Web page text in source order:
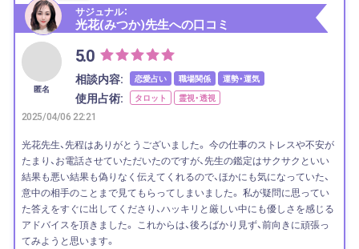
サジュナル：
光花(みつか)先生への口コミ
匿名
5.0
相談内容: 恋愛占い 職場関係 運勢・運気
使用占術: タロット 霊視・透視
2025/04/06 22:21
光花先生、先程はありがとうございました。 今の仕事のストレスや不安が
たまり、お電話させていただいたのですが、先生の鑑定はサクサクといい
結果も悪い結果も偽りなく伝えてくれるので、ほかにも気になっていた、
意中の相手のことまで見てもらってしまいました。 私が疑問に思ってい
た答えをすぐに出してくださり、ハッキリと厳しい中にも優しさを感じる
アドバイスを頂きました。 これからは、後ろばかり見ず、前向きに頑張っ
てみようと思います。